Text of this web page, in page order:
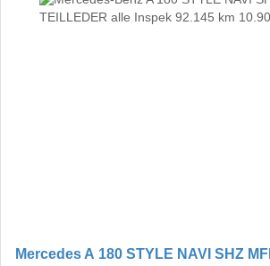
Mercedes A 180 STYLE NAVI SHZ